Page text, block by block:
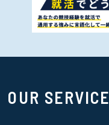
OUR SERVICE